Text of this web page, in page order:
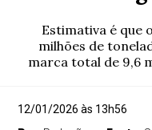
Estimativa é que
milhões de
marca total de 9,6
12/01/2026 às 13h56